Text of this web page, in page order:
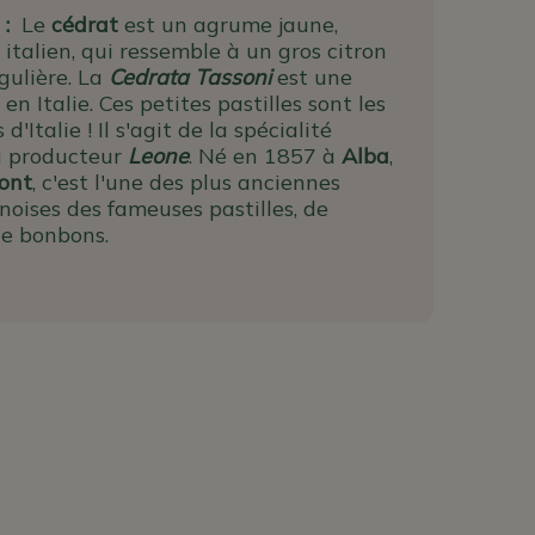
: Le cédrat est un agrume jaune,
italien, qui ressemble à un gros citron
La Cedrata Tassoniest une
en Italie. Ces petites pastilles sont les
d'Italie ! Il s'agit de la spécialité
producteur Leone. Né en 1857 à Alba,
, c'est l'une des plus anciennes
des fameuses pastilles, de
bonbons.